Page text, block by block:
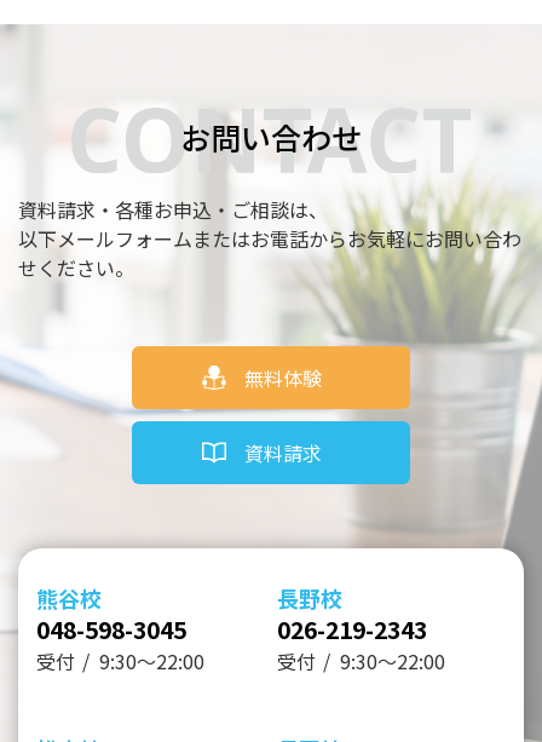
お問い合わせ
資料請求・各種お申込・ご相談は、
以下メールフォームまたはお電話からお気軽にお問い合わ
せください。
無料体験
資料請求
熊谷校
048-598-3045
受付 9:30～22:00
長野校
026-219-2343
受付 9:30～22:00